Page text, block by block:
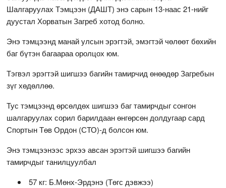
Шалгаруулах Тэмцээн (ДАШТ) энэ сарын 13-наас 21-нийг
дуустал Хорватын Загреб хотод болно.
Энэ тэмцээнд манай улсын эрэгтэй, эмэгтэй чөлөөт бөхийн
баг бүтэн багаараа оролцох юм.
Тэгвэл эрэгтэй шигшээ багийн тамирчид өнөөдөр Загребын
зүг хөдөллөө.
Тус тэмцээнд өрсөлдөх шигшээ баг тамирчдыг сонгон
шалгаруулах сорил барилдаан өнгөрсөн долдугаар сард
Спортын Төв Ордон (СТО)-д болсон юм.
Энэ тэмцээнээс эрхээ авсан эрэгтэй шигшээ багийн
тамирчдыг танилцуулбал
57 кг: Б.Мөнх-Эрдэнэ (Төгс дэвжээ)